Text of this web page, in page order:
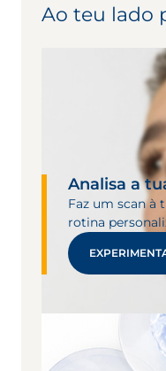
pele.
Ao teu lado
Analisa a
Faz um scan à
rotina